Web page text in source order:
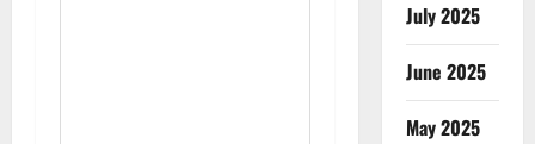
July 2025
June 2025
May 2025